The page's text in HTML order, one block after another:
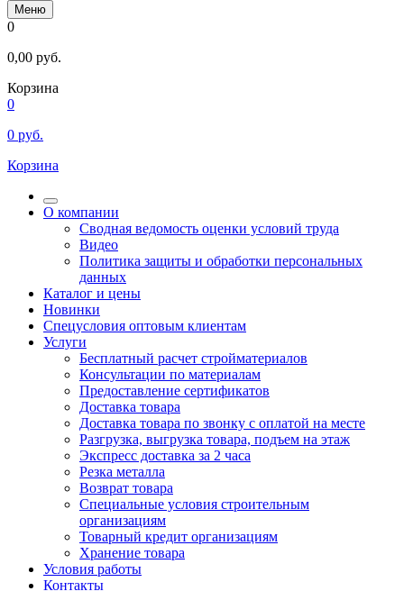
Меню
0
0,00 руб.
Корзина
0
0 руб.
Корзина
О компании
Сводная ведомость оценки условий труда
Видео
Политика защиты и обработки персональных
данных
Каталог и цены
Новинки
Спецусловия оптовым клиентам
Услуги
Бесплатный расчет стройматериалов
Консультации по материалам
Предоставление сертификатов
Доставка товара
Доставка товара по звонку с оплатой на месте
Разгрузка, выгрузка товара, подъем на этаж
Экспресс доставка за 2 часа
Резка металла
Возврат товара
Специальные условия строительным
организациям
Товарный кредит организациям
Хранение товара
Условия работы
Контакты